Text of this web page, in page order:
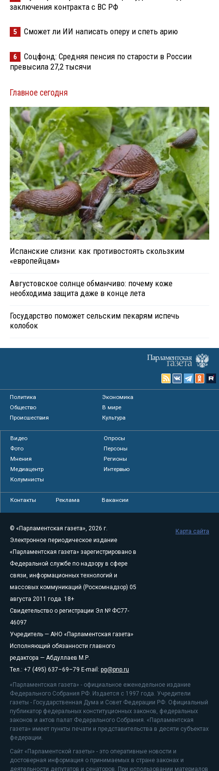
заключения контракта с ВС РФ
5 Сможет ли ИИ написать оперу и спеть арию
6
Соцфонд: Средняя пенсия по старости в России
превысила 27,2 тысячи
Главное сегодня
Испанские слизни: как противостоять скользким
«европейцам»
Августовское солнце обманчиво: почему коже
необходима защита даже в конце лета
Государство поможет сельским пекарям испечь
колобок
Политика
Экономика
Общество
В мире
Происшествия
Культура
Видео
Опросы
Фото
Персоны
Мнения
Регионы
Медиацентр
Интервью
Колумнисты
Контакты Реклама Вакансии
© «Парламентская газета», 2026 г.
Электронное периодическое издание
«Парламентская газета» зарегистрировано в
Федеральной службе по надзору в сфере
связи, информационных технологий и
массовых коммуникаций (Роскомнадзор) 05
августа 2011 года. 18+
Свидетельство о регистрации Эл № ФС77-
46097
Учредитель — АНО «Парламентская газета»
Исполняющий обязанности главного
редактора — Абдуллаев М.Р.
Тел.: +7 (495) 637–69–79 E-mail: pg@pnp.ru
«Парламентская газета» - официальное еженедельное издание
Федерального Собрания РФ. Издается с 1997 года. Учредители
газеты - Государственная Дума и Совет Федерации РФ. Официальный
публикатор федеральных конституционных законов, федеральных
законов и актов палат Федерального Собрания. «Парламентская
газета» имеет пункты печати и представительства в десяти субъектах
федерации.
Сайт «Парламентской газеты» - это оперативные новости и
достоверная информация о принимаемых в стране законах и
деятельности депутатов и сенаторов. При использовании материалов
Карта сайта